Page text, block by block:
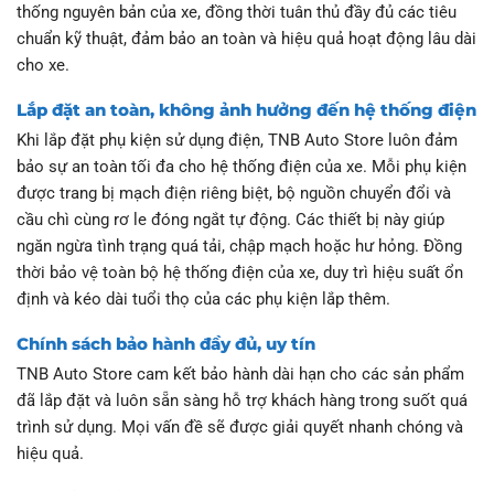
thống nguyên bản của xe, đồng thời tuân thủ đầy đủ các tiêu
chuẩn kỹ thuật, đảm bảo an toàn và hiệu quả hoạt động lâu dài
cho xe.
Lắp đặt an toàn, không ảnh hưởng đến hệ thống điện
Khi lắp đặt phụ kiện sử dụng điện, TNB Auto Store luôn đảm
bảo sự an toàn tối đa cho hệ thống điện của xe. Mỗi phụ kiện
được trang bị mạch điện riêng biệt, bộ nguồn chuyển đổi và
cầu chì cùng rơ le đóng ngắt tự động. Các thiết bị này giúp
ngăn ngừa tình trạng quá tải, chập mạch hoặc hư hỏng. Đồng
thời bảo vệ toàn bộ hệ thống điện của xe, duy trì hiệu suất ổn
định và kéo dài tuổi thọ của các phụ kiện lắp thêm.
Chính sách bảo hành đầy đủ, uy tín
TNB Auto Store cam kết bảo hành dài hạn cho các sản phẩm
đã lắp đặt và luôn sẵn sàng hỗ trợ khách hàng trong suốt quá
trình sử dụng. Mọi vấn đề sẽ được giải quyết nhanh chóng và
hiệu quả.